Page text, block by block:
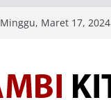
Minggu, Maret 17, 2024